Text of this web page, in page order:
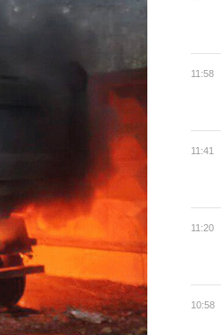
11:58
11:41
11:20
10:58